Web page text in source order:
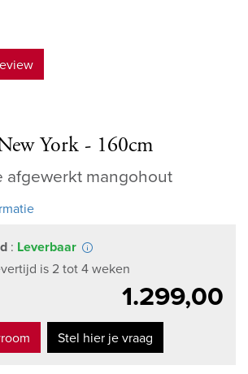
York - 160cm
afgewerkt mangohout
: Leverbaar
is 2 tot 4 weken
1.299,00
Stel hier je vraag